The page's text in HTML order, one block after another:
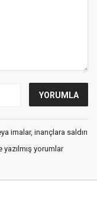
imalar, inançlara saldırı
yorumlar